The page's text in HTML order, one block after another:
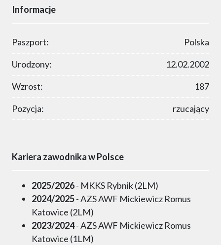
Informacje
Paszport: Polska
Urodzony: 12.02.2002
Wzrost: 187
Pozycja: rzucający
Kariera zawodnika w Polsce
2025/2026- MKKS Rybnik (2LM)
2024/2025- AZS AWF Mickiewicz Romus
Katowice (2LM)
2023/2024- AZS AWF Mickiewicz Romus
Katowice (1LM)